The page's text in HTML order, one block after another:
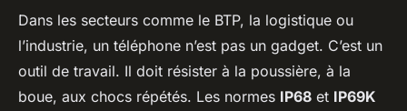
Dans les secteurs comme le BTP, la logistique ou
l’industrie, un téléphone n’est pas un gadget. C’est un
outil de travail. Il doit résister à la poussière, à la
boue, aux chocs répétés. Les normes IP68 et IP69K